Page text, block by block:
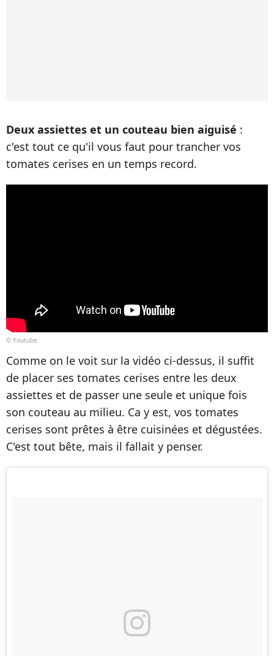
Deux assiettes et un couteau bien aiguisé :
c'est tout ce qu'il vous faut pour trancher vos
tomates cerises en un temps record.
© Youtube
Comme on le voit sur la vidéo ci-dessus, il suffit
de placer ses tomates cerises entre les deux
assiettes et de passer une seule et unique fois
son couteau au milieu. Ca y est, vos tomates
cerises sont prêtes à être cuisinées et dégustées.
C'est tout bête, mais il fallait y penser.